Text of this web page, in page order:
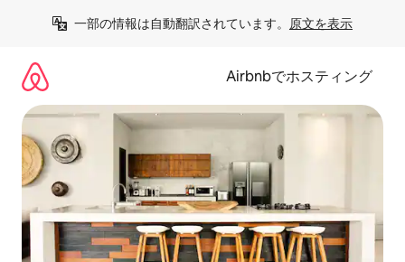
一部の情報は自動翻訳されています。 原文を表示
Airbnbでホスティング